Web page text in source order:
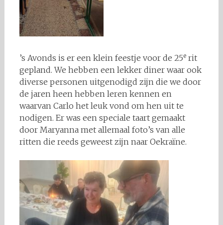
’s Avonds is er een klein feestje voor de 25erit
gepland. We hebben een lekker diner waar ook
diverse personen uitgenodigd zijn die we door
de jaren heen hebben leren kennen en
waarvan Carlo het leuk vond om hen uit te
nodigen. Er was een speciale taart gemaakt
door Maryanna met allemaal foto’s van alle
ritten die reeds geweest zijn naar Oekraïne.